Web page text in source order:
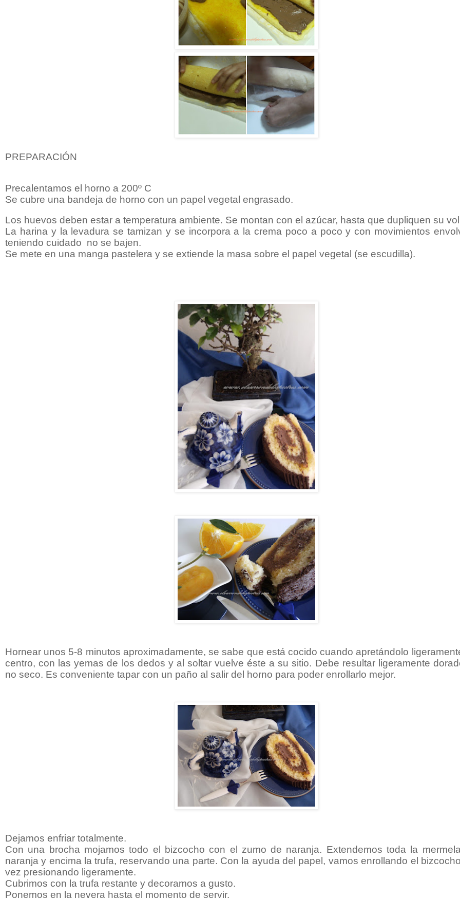
PREPARACIÓN
Precalentamos el horno a 200º C
Se cubre una bandeja de horno con un papel vegetal engrasado.
Los huevos deben estar a temperatura ambiente. Se montan con el azúcar, hasta que dupliquen su
La harina y la levadura se tamizan y se incorpora a la crema poco a poco y con movimientos
teniendo cuidado no se bajen.
Se mete en una manga pastelera y se extiende la masa sobre el papel vegetal (se escudilla).
Hornear unos 5-8 minutos aproximadamente, se sabe que está cocido cuando apretándolo
centro, con las yemas de los dedos y al soltar vuelve éste a su sitio. Debe resultar ligeramente
no seco. Es conveniente tapar con un paño al salir del horno para poder enrollarlo mejor.
Dejamos enfriar totalmente.
Con una brocha mojamos todo el bizcocho con el zumo de naranja. Extendemos toda la
naranja y encima la trufa, reservando una parte. Con la ayuda del papel, vamos enrollando el
vez presionando ligeramente.
Cubrimos con la trufa restante y decoramos a gusto.
Ponemos en la nevera hasta el momento de servir.